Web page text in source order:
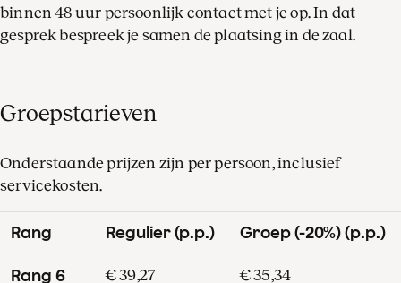
binnen 48 uur persoonlijk contact met je op. In dat
gesprek bespreek je samen de plaatsing in de zaal.
Groepstarieven
Onderstaande prijzen zijn per persoon, inclusief
servicekosten.
Rang Regulier (p.p.) Groep (-20%) (p.p.)
Rang 6 € 39,27 € 35,34